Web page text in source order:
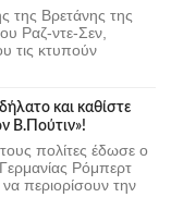
της Βρετάνης της
Ραζ-ντε-Σεν,
τις κτυπούν
και καθίστε
Β.Πούτιν»!
πολίτες έδωσε ο
Ρόμπερτ
περιορίσουν την